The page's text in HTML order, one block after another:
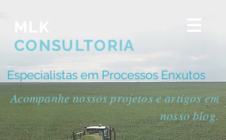
CONSULTORIA
Especialistas em Processos Enxutos
Acompanhe nossos projetos e artigos em
nosso blog.